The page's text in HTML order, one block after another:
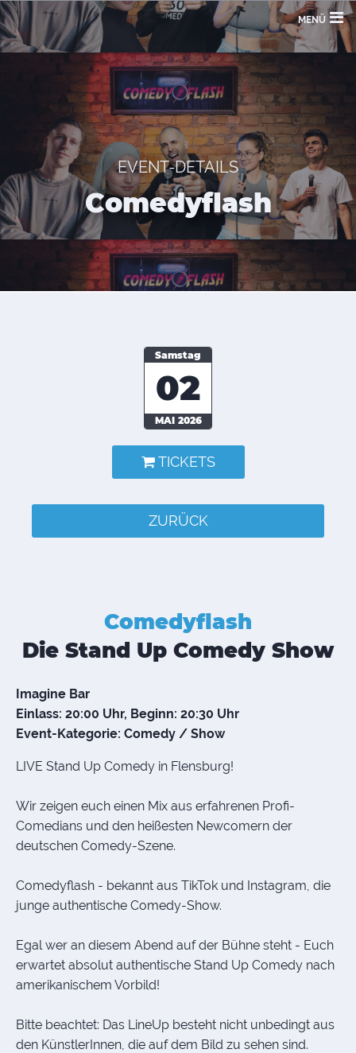
MENÜ
EVENT-DETAILS
Comedyflash
Samstag
02
MAI 2026
TICKETS
ZURÜCK
Comedyflash
Die Stand Up Comedy Show
Imagine Bar
Einlass: 20:00 Uhr, Beginn: 20:30 Uhr
Event-Kategorie: Comedy / Show
LIVE Stand Up Comedy in Flensburg!
Wir zeigen euch einen Mix aus erfahrenen Profi-
Comedians und den heißesten Newcomern der
deutschen Comedy-Szene.
Comedyflash - bekannt aus TikTok und Instagram, die
junge authentische Comedy-Show.
Egal wer an diesem Abend auf der Bühne steht - Euch
erwartet absolut authentische Stand Up Comedy nach
amerikanischem Vorbild!
Bitte beachtet: Das LineUp besteht nicht unbedingt aus
den KünstlerInnen, die auf dem Bild zu sehen sind.